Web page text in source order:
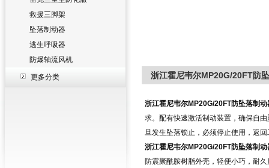
救援三脚架
坠落制动器
逃生呼吸器
防爆轴流风机
更多分类 浙江霍尼韦尔MP20G/20FT防
浙江霍尼韦尔MP20G/20FT防坠落制动
求。配有快速激活制动装置，确保自
旦发生坠落锁止，必须停止使用，返
浙江霍尼韦尔MP20G/20FT防坠落制动
防震聚酰胺树脂外壳，轻便小巧，耐